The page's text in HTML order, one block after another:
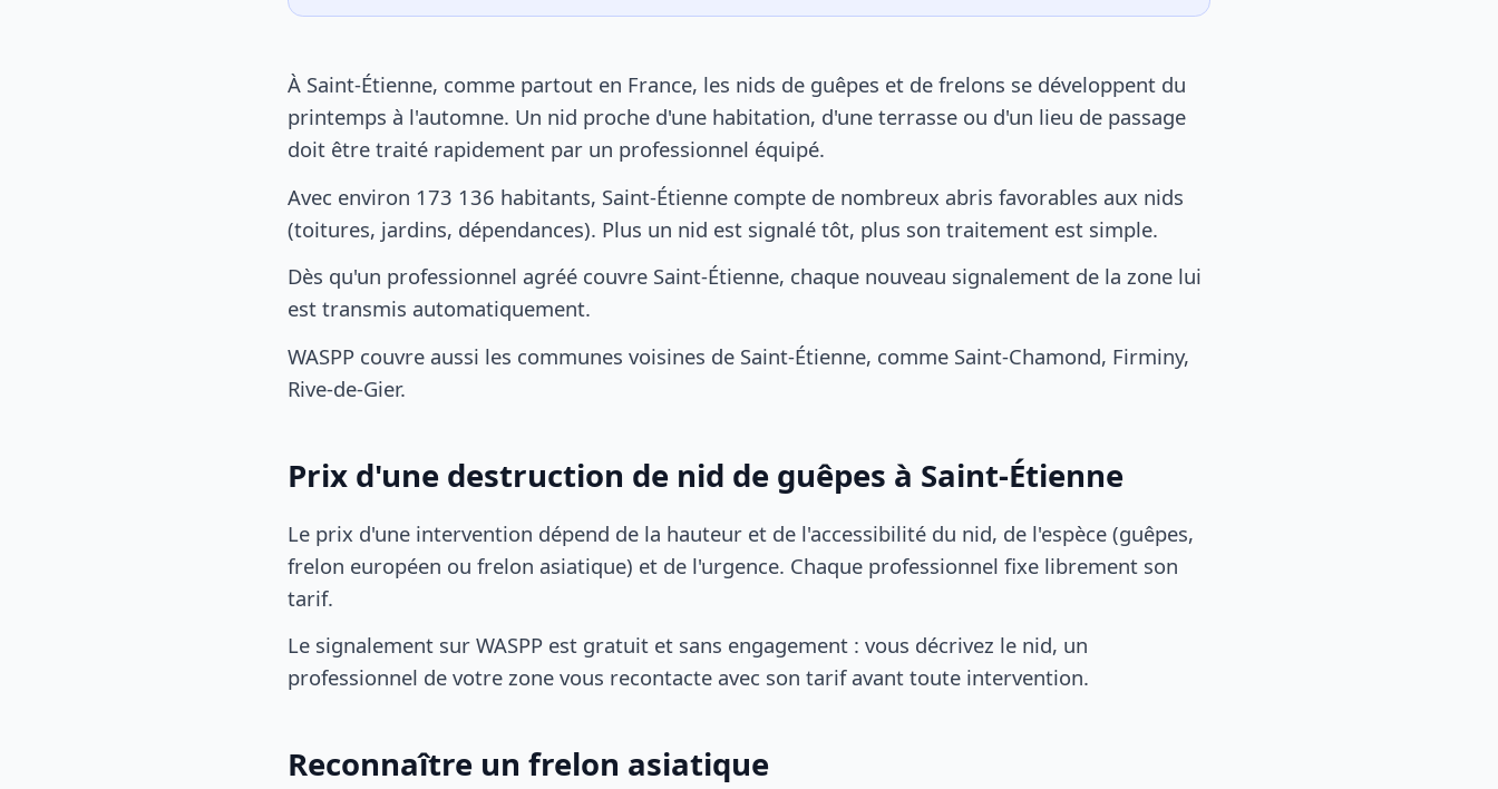
À Saint-Étienne, comme partout en France, les nids de guêpes et de frelons se développent du
printemps à l'automne. Un nid proche d'une habitation, d'une terrasse ou d'un lieu de passage
doit être traité rapidement par un professionnel équipé.
Avec environ 173 136 habitants, Saint-Étienne compte de nombreux abris favorables aux nids
(toitures, jardins, dépendances). Plus un nid est signalé tôt, plus son traitement est simple.
Dès qu'un professionnel agréé couvre Saint-Étienne, chaque nouveau signalement de la zone lui
est transmis automatiquement.
WASPP couvre aussi les communes voisines de Saint-Étienne, comme Saint-Chamond, Firminy,
Rive-de-Gier.
Prix d'une destruction de nid de guêpes à Saint-Étienne
Le prix d'une intervention dépend de la hauteur et de l'accessibilité du nid, de l'espèce (guêpes,
frelon européen ou frelon asiatique) et de l'urgence. Chaque professionnel fixe librement son
tarif.
Le signalement sur WASPP est gratuit et sans engagement : vous décrivez le nid, un
professionnel de votre zone vous recontacte avec son tarif avant toute intervention.
Reconnaître un frelon asiatique